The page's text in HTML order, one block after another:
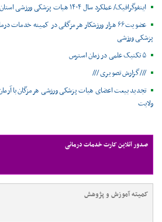
اینفوگرافیک/ عملکرد سال ۱۴۰۴ هیات پزشکی ورزشی استان هرمزگان
عضویت ۶۶ هزار ورزشکار هرمزگانی در کمیته خدمات
پزشکی ورزشی
۵ تکنیک علمی در زمان استرس
///گزارش تصویری ///
تجدید بیعت اعضای هیات پزشکی ورزشی هرمزگان با
ولایت
صدور آنلاین کارت خدمات درمانی
کمیته آموزش و پژوهش